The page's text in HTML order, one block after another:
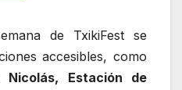
de TxikiFest se
accesibles, como
Nicolás, Estación de